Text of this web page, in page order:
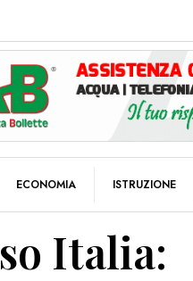
ECONOMIA ISTRUZIONE
Italia: